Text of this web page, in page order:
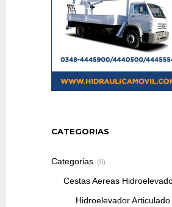
CATEGORIAS
Categorias (0)
Cestas Aereas
Hidroelevador Articulado